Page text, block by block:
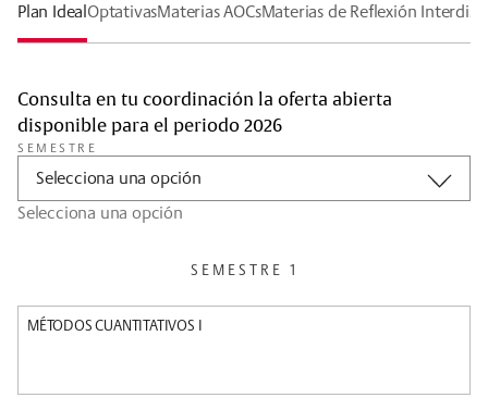
Plan IdealOptativasMaterias AOCsMaterias de Reflexión
Consulta en tu coordinación la oferta abierta
disponible para el periodo 2026
SEMESTRE
Selecciona una opción
Selecciona una opción
SEMESTRE 1
MÉTODOS CUANTITATIVOS I